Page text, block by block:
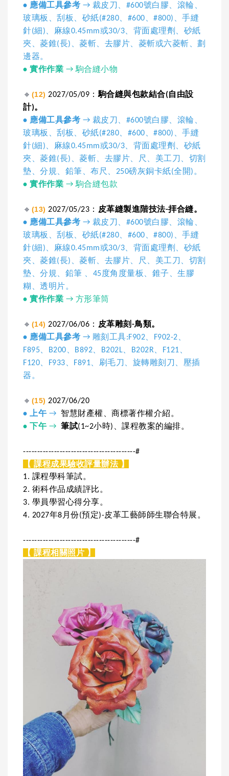
• 應備工具參考 → 裁皮刀、#600號白膠、滾輪、
玻璃板、刮板、砂紙(#280、#600、#800)、手縫
針(細)、麻線0.45mm或30/3、背面處理劑、砂紙
夾、菱錐(長)、菱斬、去膠片、菱斬或六菱斬、劃
邊器。
• 實作作業 → 駒合縫小物
🔸 (12) 2027/05/09：駒合縫與包款結合(自由設
計)。
• 應備工具參考 → 裁皮刀、#600號白膠、滾輪、
玻璃板、刮板、砂紙(#280、#600、#800)、手縫
針(細)、麻線0.45mm或30/3、背面處理劑、砂紙
夾、菱錐(長)、菱斬、去膠片、尺、美工刀、切割
墊、分規、鉛筆、布尺、250磅灰銅卡紙(全開)。
• 實作作業 → 駒合縫包款
🔸 (13) 2027/05/23： 皮革縫製進階技法-拝合縫。
• 應備工具參考 → 裁皮刀、#600號白膠、滾輪、
玻璃板、刮板、砂紙(#280、#600、#800)、手縫
針(細)、麻線0.45mm或30/3、背面處理劑、砂紙
夾、菱錐(長)、菱斬、去膠片、尺、美工刀、切割
墊、分規、鉛筆 、45度角度量板、錐子、生膠
糊、透明片。
• 實作作業 → 方形筆筒
🔸 (14) 2027/06/06： 皮革雕刻-鳥類。
• 應備工具參考 → 雕刻工具:F902、F902-2、
F895、B200、B892、B202L、B202R、F121、
F120、F933、F891、刷毛刀、旋轉雕刻刀、壓插
器。
🔸 (15) 2027/06/20
• 上午 →
智慧財產權、商標著作權介紹。
•
下午 → 筆試(1~2小時)、課程教案的編排。
----------------------------------------#
【 課程成果驗收評量辦法 】
1. 課程學科筆試。
2. 術科作品成績評比。
3. 學員學習心得分享。
4. 2027年8月份(預定)-皮革工藝師師生聯合特展。
----------------------------------------#
【 課程相關照片 】